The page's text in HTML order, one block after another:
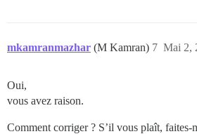
mkamranmazhar (M Kamran) Mai 2,
7
Oui,
vous avez raison.
Comment corriger ? S’il vous plaît, faites-